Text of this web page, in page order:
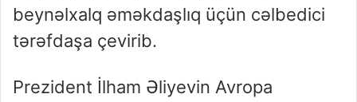
beynəlxalq əməkdaşlıq üçün cəlbedici
tərəfdaşa çevirib.
Prezident İlham Əliyevin Avropa